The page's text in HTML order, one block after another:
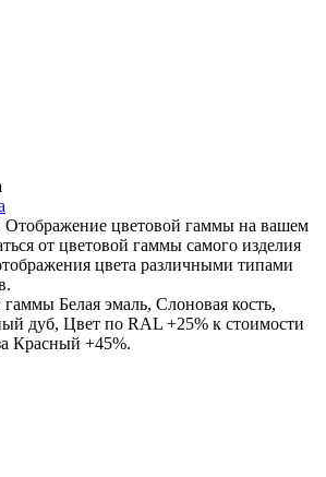
цветовой гаммы на вашем
от цветовой гаммы самого изделия
цвета различными типами
Белая эмаль, Слоновая кость,
дуб, Цвет по RAL +25% к стоимости
Красный +45%.